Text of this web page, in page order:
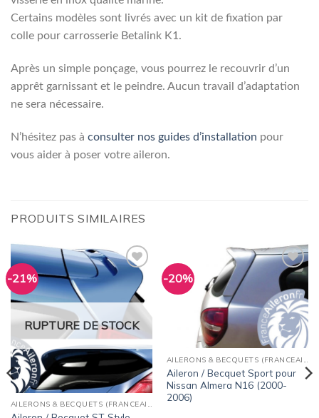
Certains modèles sont livrés avec un kit de fixation par
colle pour carrosserie Betalink K1.
Après un simple ponçage, vous pourrez le recouvrir d’un
apprêt garnissant et le peindre. Aucun travail d’adaptation
ne sera nécessaire.
N’hésitez pas à consulter nos guides d’installation pour
vous aider à poser votre aileron.
PRODUITS SIMILAIRES
-21%
Ajouter
à la
wishlist
RUPTURE DE STOCK
AILERONS & BECQUETS (FRANCEAILERON)
-20%
Ajouter
à la
wishlist
AILERONS & BECQUETS (FRANCEAILERON)
Aileron / Becquet Sport pour
Nissan Almera N16 (2000-
2006)